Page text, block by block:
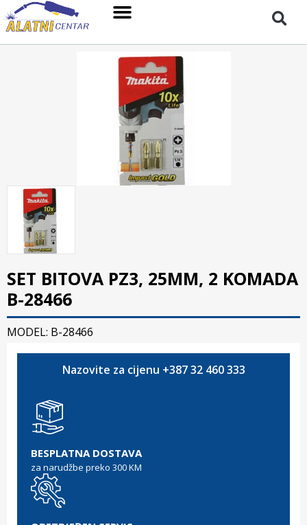
SET BITOVA PZ3, 25MM, 2 KOMADA
B-28466
MODEL: B-28466
Nazovite za cijenu +387 32 460 333
BESPLATNA DOSTAVA
za narudžbe preko 300 KM